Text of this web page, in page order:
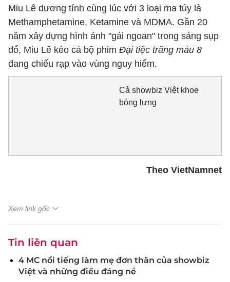
Miu Lê dương tính cùng lúc với 3 loại ma túy là
Methamphetamine, Ketamine và MDMA. Gần 20
năm xây dựng hình ảnh "gái ngoan" trong sáng sụp
đổ, Miu Lê kéo cả bộ phim Đại tiệc trăng máu 8
đang chiếu rạp vào vùng nguy hiểm.
Cả showbiz Việt khoe
bóng lưng
Theo VietNamnet
Xem link gốc
Tin liên quan
4 MC nổi tiếng làm mẹ đơn thân của showbiz
Việt và những điều đáng nể